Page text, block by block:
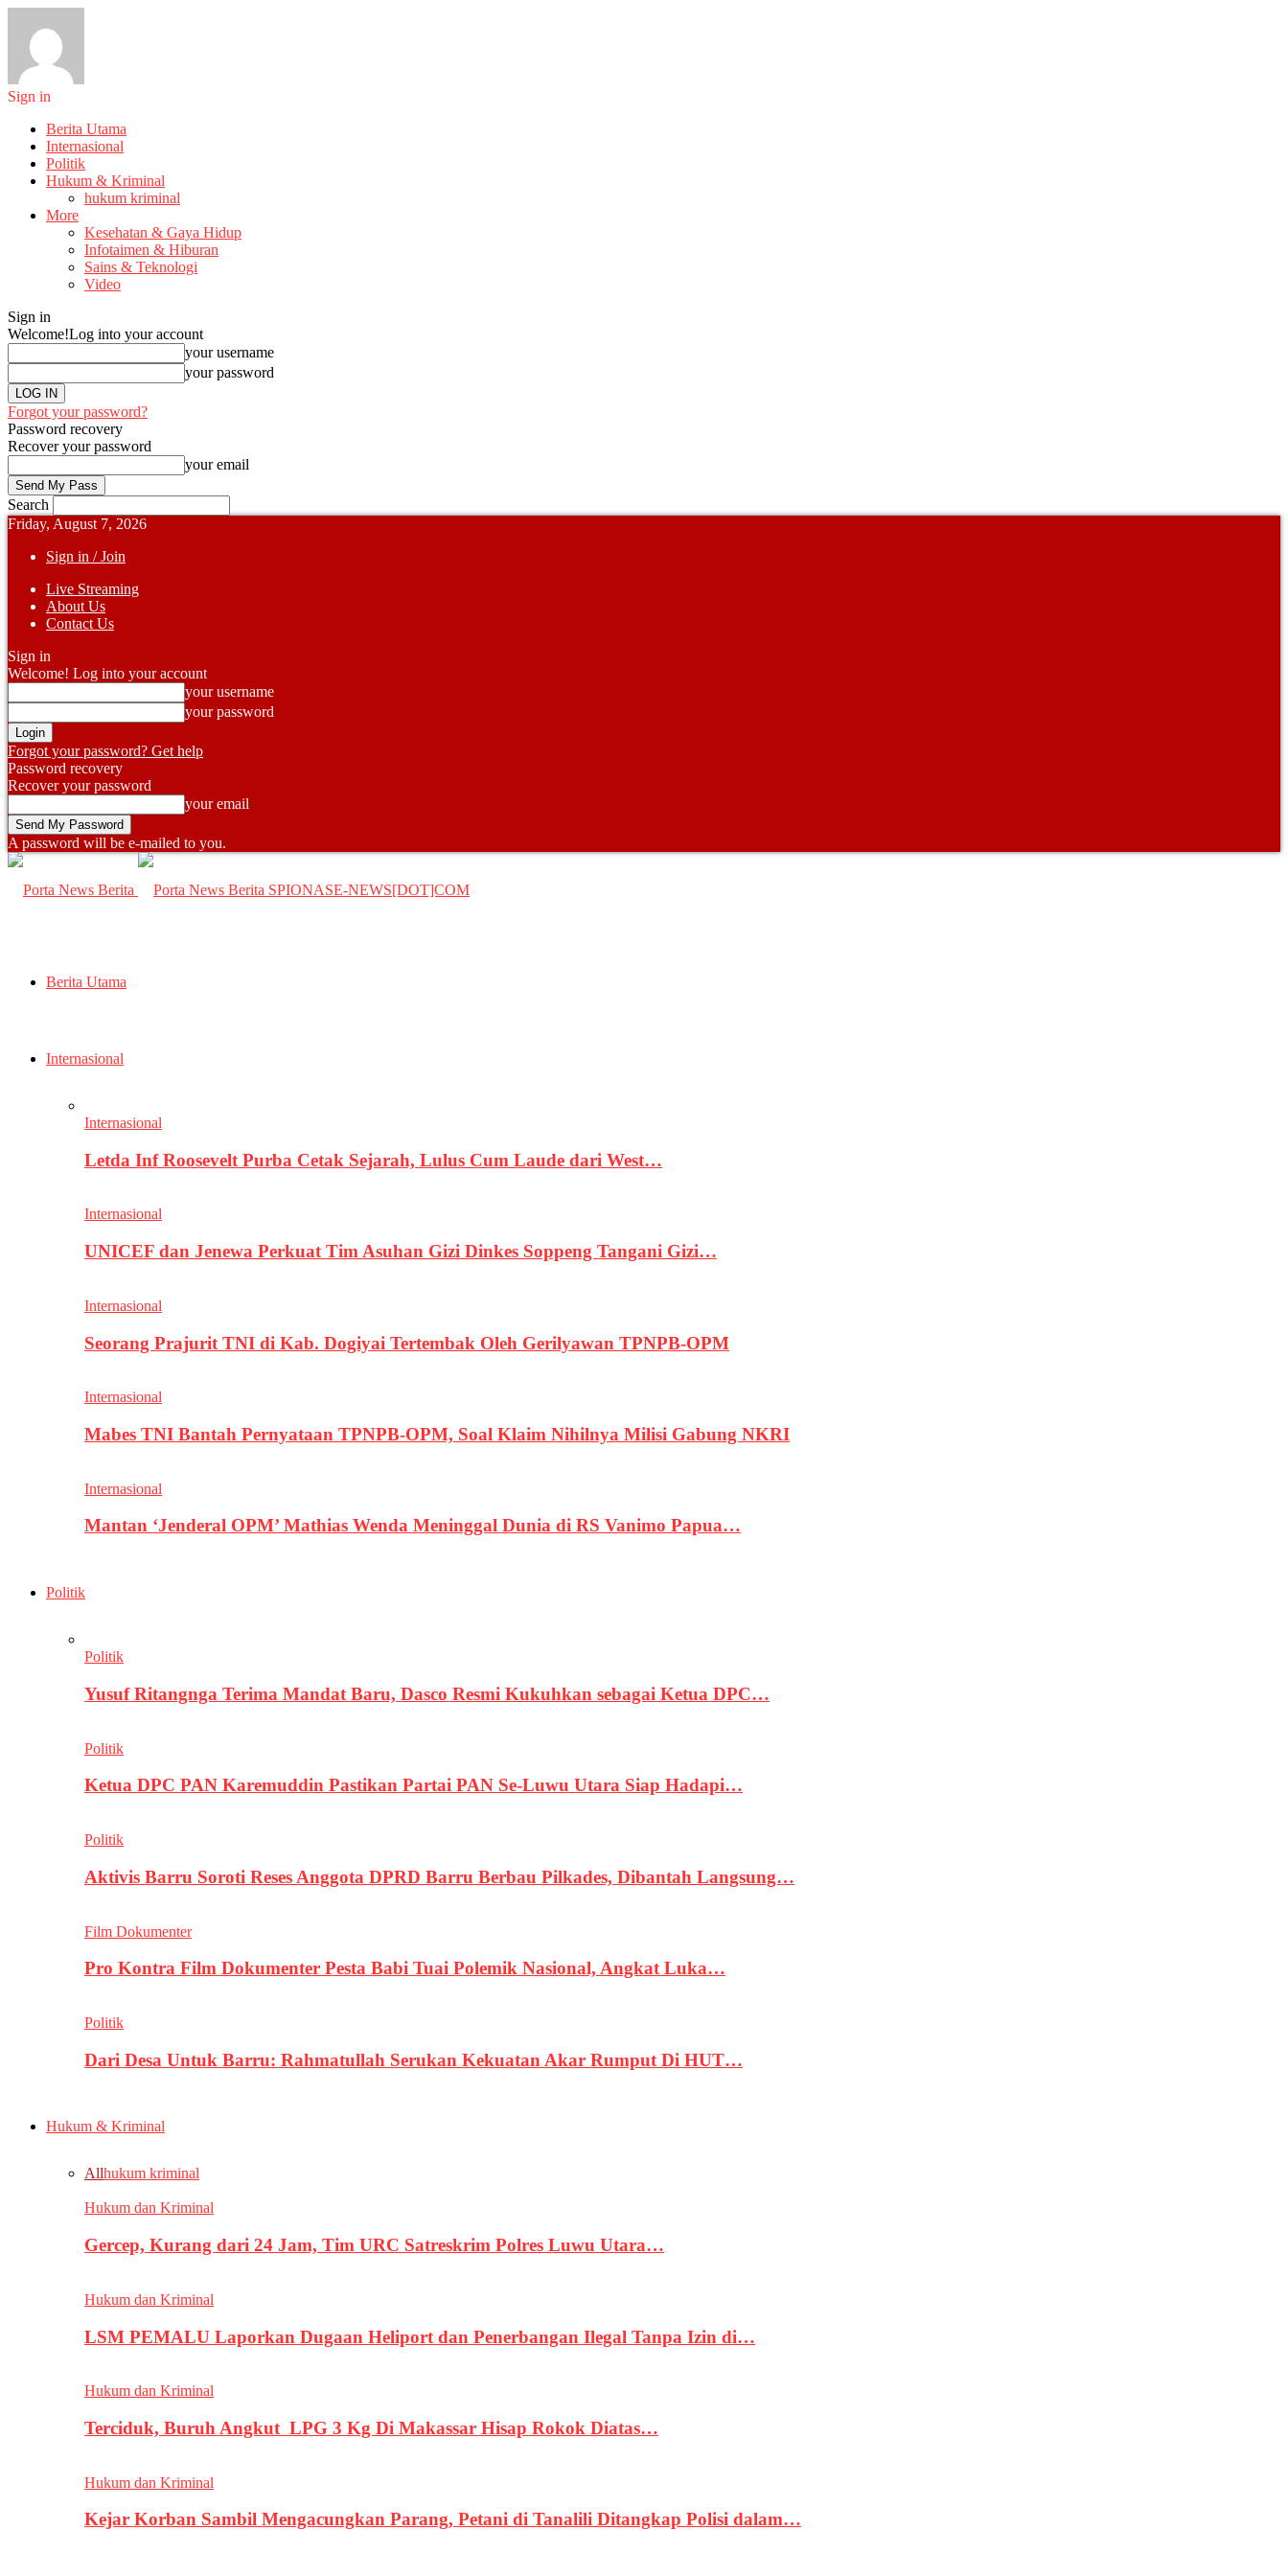
Sign in
Berita Utama
Internasional
Politik
Hukum & Kriminal
hukum kriminal
More
Kesehatan & Gaya Hidup
Infotaimen & Hiburan
Sains & Teknologi
Video
Sign in
Welcome!Log into your account
your username
your password
Forgot your password?
Password recovery
Recover your password
your email
Search
Friday, August 7, 2026
Sign in / Join
Live Streaming
About Us
Contact Us
Sign in
Welcome! Log into your account
your username
your password
Forgot your password? Get help
Password recovery
Recover your password
your email
A password will be e-mailed to you.
SPIONASE-NEWS[DOT]COM
Berita Utama
Internasional
Internasional
Letda Inf Roosevelt Purba Cetak Sejarah, Lulus Cum Laude dari West…
Internasional
UNICEF dan Jenewa Perkuat Tim Asuhan Gizi Dinkes Soppeng Tangani Gizi…
Internasional
Seorang Prajurit TNI di Kab. Dogiyai Tertembak Oleh Gerilyawan TPNPB-OPM
Internasional
Mabes TNI Bantah Pernyataan TPNPB-OPM, Soal Klaim Nihilnya Milisi Gabung NKRI
Internasional
Mantan ‘Jenderal OPM’ Mathias Wenda Meninggal Dunia di RS Vanimo Papua…
Politik
Politik
Yusuf Ritangnga Terima Mandat Baru, Dasco Resmi Kukuhkan sebagai Ketua DPC…
Politik
Ketua DPC PAN Karemuddin Pastikan Partai PAN Se-Luwu Utara Siap Hadapi…
Politik
Aktivis Barru Soroti Reses Anggota DPRD Barru Berbau Pilkades, Dibantah Langsung…
Film Dokumenter
Pro Kontra Film Dokumenter Pesta Babi Tuai Polemik Nasional, Angkat Luka…
Politik
Dari Desa Untuk Barru: Rahmatullah Serukan Kekuatan Akar Rumput Di HUT…
Hukum & Kriminal
Allhukum kriminal
Hukum dan Kriminal
Gercep, Kurang dari 24 Jam, Tim URC Satreskrim Polres Luwu Utara…
Hukum dan Kriminal
LSM PEMALU Laporkan Dugaan Heliport dan Penerbangan Ilegal Tanpa Izin di…
Hukum dan Kriminal
Terciduk, Buruh Angkut LPG 3 Kg Di Makassar Hisap Rokok Diatas…
Hukum dan Kriminal
Kejar Korban Sambil Mengacungkan Parang, Petani di Tanalili Ditangkap Polisi dalam…